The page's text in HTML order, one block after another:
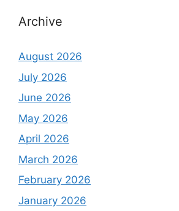
Archive
August 2026
July 2026
June 2026
May 2026
April 2026
March 2026
February 2026
January 2026